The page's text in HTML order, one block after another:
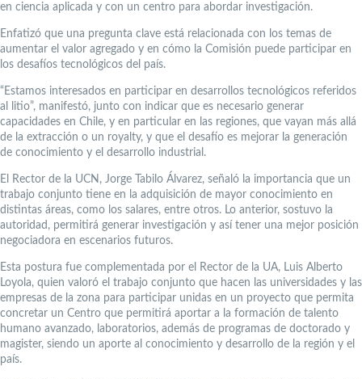
en ciencia aplicada y con un centro para abordar investigación.
Enfatizó que una pregunta clave está relacionada con los temas de
aumentar el valor agregado y en cómo la Comisión puede participar en
los desafíos tecnológicos del país.
“Estamos interesados en participar en desarrollos tecnológicos referidos
al litio”, manifestó, junto con indicar que es necesario generar
capacidades en Chile, y en particular en las regiones, que vayan más allá
de la extracción o un royalty, y que el desafío es mejorar la generación
de conocimiento y el desarrollo industrial.
El Rector de la UCN, Jorge Tabilo Álvarez, señaló la importancia que un
trabajo conjunto tiene en la adquisición de mayor conocimiento en
distintas áreas, como los salares, entre otros. Lo anterior, sostuvo la
autoridad, permitirá generar investigación y así tener una mejor posición
negociadora en escenarios futuros.
Esta postura fue complementada por el Rector de la UA, Luis Alberto
Loyola, quien valoró el trabajo conjunto que hacen las universidades y las
empresas de la zona para participar unidas en un proyecto que permita
concretar un Centro que permitirá aportar a la formación de talento
humano avanzado, laboratorios, además de programas de doctorado y
magister, siendo un aporte al conocimiento y desarrollo de la región y el
país.